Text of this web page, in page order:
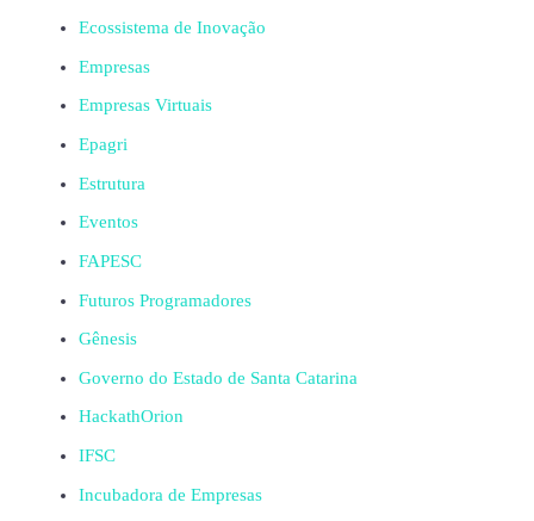
Ecossistema de Inovação
Empresas
Empresas Virtuais
Epagri
Estrutura
Eventos
FAPESC
Futuros Programadores
Gênesis
Governo do Estado de Santa Catarina
HackathOrion
IFSC
Incubadora de Empresas